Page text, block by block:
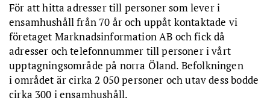
För att hitta adresser till personer som lever i
ensamhushåll från 70 år och uppåt kontaktade vi
företaget Marknadsinformation AB och fick då
adresser och telefonnummer till personer i vårt
upptagningsområde på norra Öland. Befolkningen
i området är cirka 2 050 personer och utav dess bodde
cirka 300 i ensamhushåll.